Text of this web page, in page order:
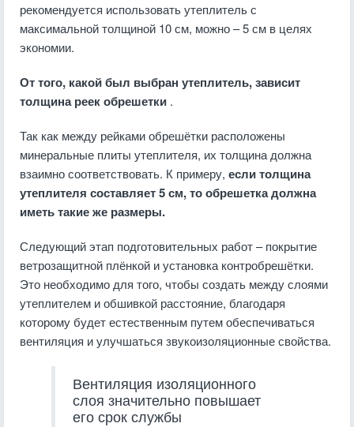
рекомендуется использовать утеплитель с
максимальной толщиной 10 см, можно – 5 см в целях
экономии.
От того, какой был выбран утеплитель, зависит
толщина реек обрешетки .
Так как между рейками обрешётки расположены
минеральные плиты утеплителя, их толщина должна
взаимно соответствовать. К примеру, если толщина
утеплителя составляет 5 см, то обрешетка должна
иметь такие же размеры.
Следующий этап подготовительных работ – покрытие
ветрозащитной плёнкой и установка контробрешётки.
Это необходимо для того, чтобы создать между слоями
утеплителем и обшивкой расстояние, благодаря
которому будет естественным путем обеспечиваться
вентиляция и улучшаться звукоизоляционные свойства.
Вентиляция изоляционного
слоя значительно повышает
его срок службы